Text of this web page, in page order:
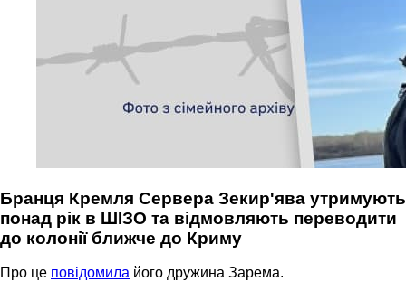
Бранця Кремля Сервера Зекир'ява утримують
понад рік в ШІЗО та відмовляють переводити
до колонії ближче до Криму
Про це повідомила його дружина Зарема.